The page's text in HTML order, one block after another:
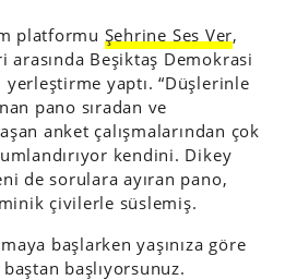
platformu Şehrine Ses Ver,
arasında Beşiktaş Demokrasi
yaptı. “Düşlerinle
pano sıradan ve
anket çalışmalarından çok
kendini. Dikey
de sorulara ayıran pano,
çivilerle süslemiş.
başlarken yaşınıza göre
başlıyorsunuz.